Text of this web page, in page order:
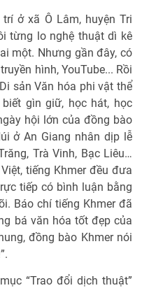
ở xã Ô Lâm, huyện Tri
từng lo nghệ thuật dì kê
một. Nhưng gần đây, có
hình, YouTube... Rồi
sản Văn hóa phi vật thể
gìn giữ, học hát, học
hội lớn của đồng bào
ở An Giang nhân dịp lễ
Trà Vinh, Bạc Liêu…
tiếng Khmer đều đưa
tiếp có bình luận bằng
Báo chí tiếng Khmer đã
bá văn hóa tốt đẹp của
đồng bào Khmer nói
“Trao đổi dịch thuật”